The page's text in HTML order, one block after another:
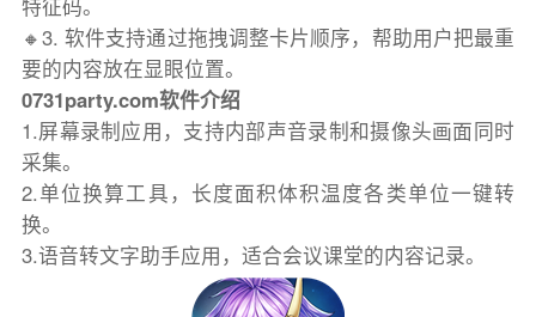
特征码。
🔸3. 软件支持通过拖拽调整卡片顺序，帮助用户把最重
要的内容放在显眼位置。
0731party.com软件介绍
1.屏幕录制应用，支持内部声音录制和摄像头画面同时
采集。
2.单位换算工具，长度面积体积温度各类单位一键转
换。
3.语音转文字助手应用，适合会议课堂的内容记录。